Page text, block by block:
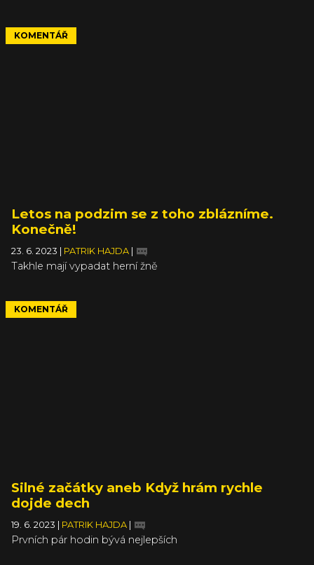
KOMENTÁŘ
Letos na podzim se z toho zblázníme.
Konečně!
23. 6. 2023 PATRIK HAJDA
Takhle mají vypadat herní žně
KOMENTÁŘ
Silné začátky aneb Když hrám rychle
dojde dech
19. 6. 2023 PATRIK HAJDA
Prvních pár hodin bývá nejlepších